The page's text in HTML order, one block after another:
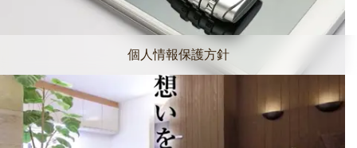
個人情報保護方針